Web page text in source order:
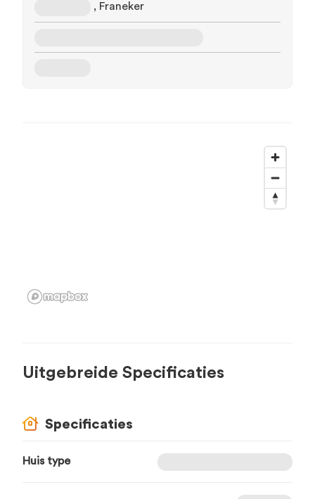
, Franeker
Uitgebreide Specificaties
Specificaties
Huis type